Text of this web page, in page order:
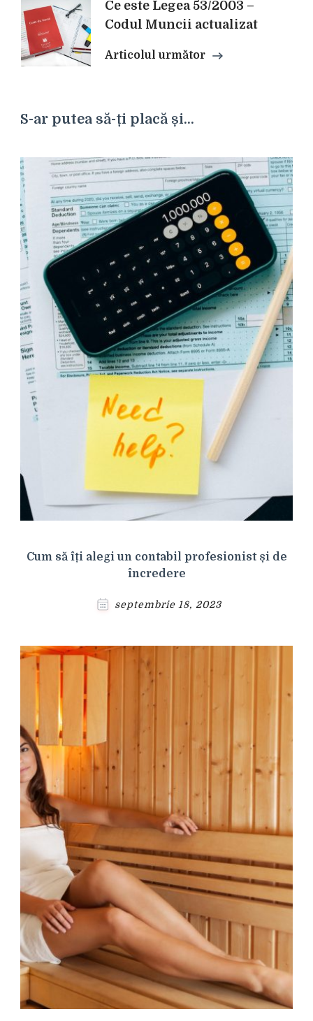
Ce este Legea 53/2003 –
Codul Muncii actualizat
Articolul următor
S-ar putea să-ți placă și...
Cum să îți alegi un contabil profesionist și de
încredere
septembrie 18, 2023